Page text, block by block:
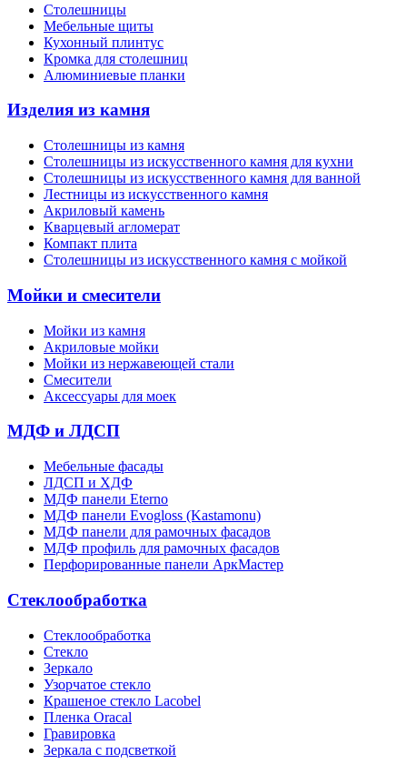
Столешницы
Мебельные щиты
Кухонный плинтус
Кромка для столешниц
Алюминиевые планки
Изделия из камня
Столешницы из камня
Cтолешницы из искусственного камня для кухни
Cтолешницы из искусственного камня для ванной
Лестницы из искусственного камня
Акриловый камень
Кварцевый агломерат
Компакт плита
Столешницы из искусственного камня с мойкой
Мойки и смесители
Мойки из камня
Акриловые мойки
Мойки из нержавеющей стали
Смесители
Аксессуары для моек
МДФ и ЛДСП
Мебельные фасады
ЛДСП и ХДФ
МДФ панели Eterno
МДФ панели Evogloss (Kastamonu)
МДФ панели для рамочных фасадов
МДФ профиль для рамочных фасадов
Перфорированные панели АркМастер
Стеклообработка
Стеклообработка
Стекло
Зеркало
Узорчатое стекло
Крашеное стекло Lacobel
Пленка Oracal
Гравировка
Зеркала с подсветкой